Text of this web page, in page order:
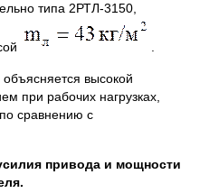
типа 2РТЛ-3150,
высокой
при рабочих нагрузках,
сравнению с
привода и мощности